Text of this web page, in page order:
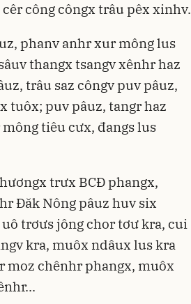
công côngx trâu pêx xinhv.
phanv anhr xur mông lus
thangx tsangv xênhr haz
trâu saz côngv puv pâuz,
tuôx; puv pâuz, tangr haz
tiêu cưx, đangs lus
trưx BCĐ phangx,
Đăk Nông pâuz huv six
trơưs jông chor tơư kra, cui
kra, muôx ndâux lus kra
moz chênhr phangx, muôx